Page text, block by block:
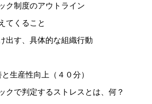
ク制度のアウトライン
てくること
出す、具体的な組織行動
生産性向上（４０分）
クで判定するストレスとは、何？